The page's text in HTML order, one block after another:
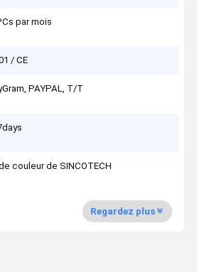
par mois
/ CE
PAYPAL, T/T
couleur de SINCOTECH
Regardez plus